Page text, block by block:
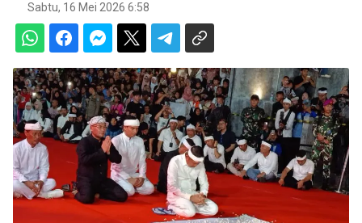
Sabtu, 16 Mei 2026 6:58